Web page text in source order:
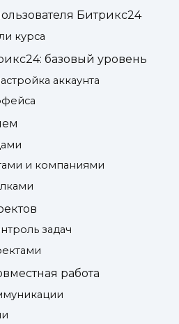
Битрикс24
курса
базовый уровень
аккаунта
и компаниями
задач
работа